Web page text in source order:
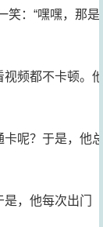
笑：“嘿嘿，那是
频都不卡顿。他
呢？于是，他总
，他每次出门